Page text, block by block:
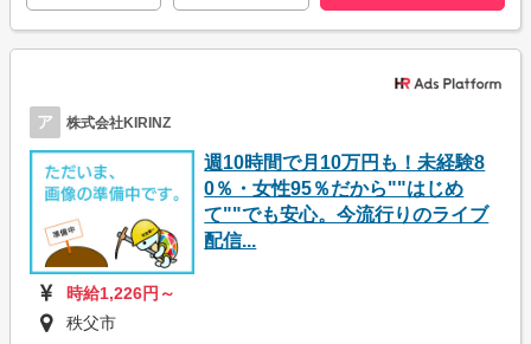
ア 株式会社KIRINZ
週10時間で月10万円も！未経験8
0％・女性95％だから""はじめ
て""でも安心。今流行りのライブ
配信...
時給1,226円～
秩父市